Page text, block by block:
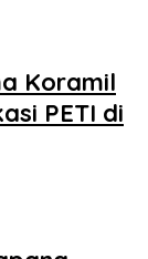
Koramil
PETI di